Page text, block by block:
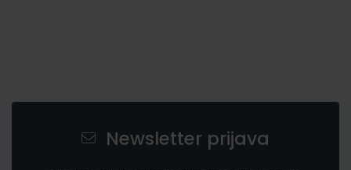
Newsletter prijava